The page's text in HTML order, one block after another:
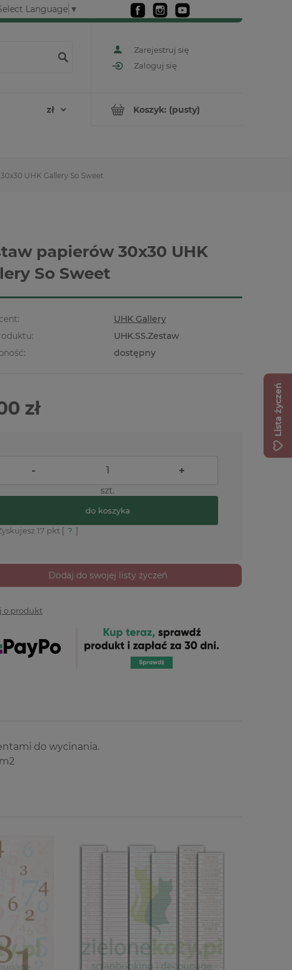
Language ▼
Zarejestruj się
Zaloguj się
Koszyk: (pusty)
UHK Gallery So Sweet
papierów 30x30 UHK
So Sweet
UHK Gallery
UHK.SS.Zestaw
dostępny
zł
- +
szt.
do koszyka
17 pkt [ ? ]
Dodaj do swojej listy życzeń
o produkt
do wycinania.
Lista życzeń